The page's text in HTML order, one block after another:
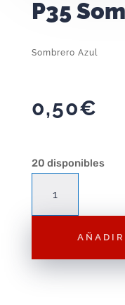
P35
Sombrero Azul
0,50€
20 disponibles
Sombrero